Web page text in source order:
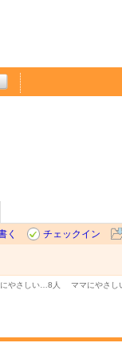
く
チェックイン
やさしい… 8人 ママにやさ